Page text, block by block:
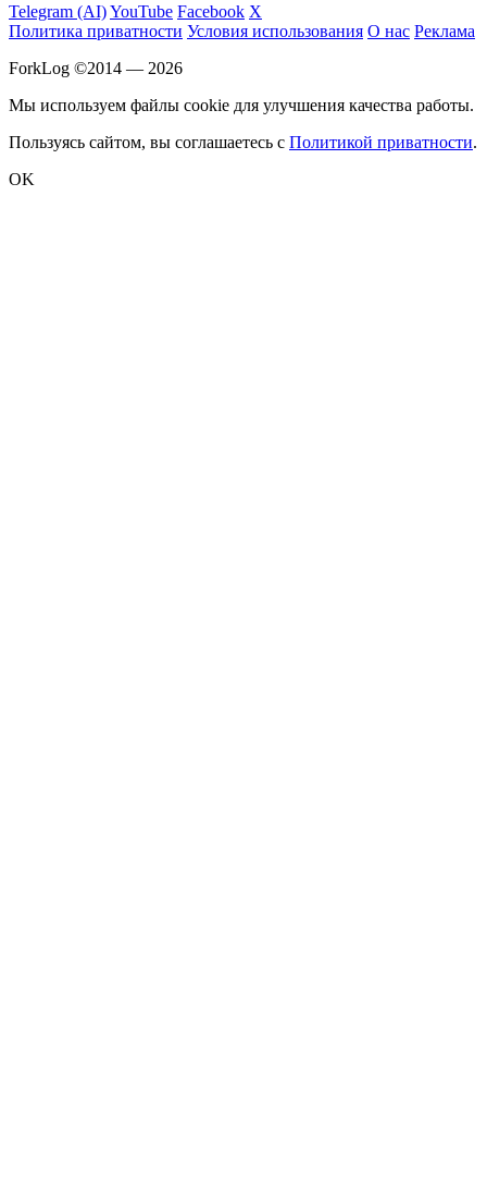
Telegram (AI)YouTube Facebook X
Политика приватности Условия использования О нас Реклама
ForkLog ©2014 — 2026
Мы используем файлы cookie для улучшения качества работы.
Пользуясь сайтом, вы соглашаетесь с Политикой приватности.
OK